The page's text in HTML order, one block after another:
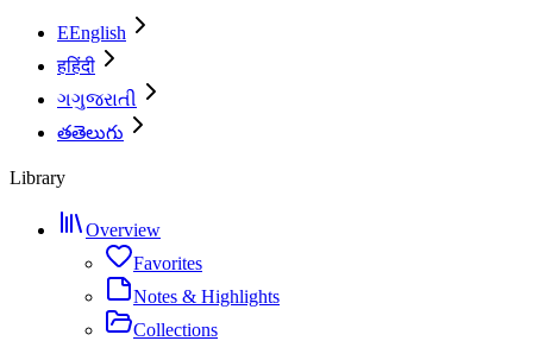
EEnglish
हहिंदी
ગગુજરાતી
తతెలుగు
Library
Overview
Favorites
Notes & Highlights
Collections